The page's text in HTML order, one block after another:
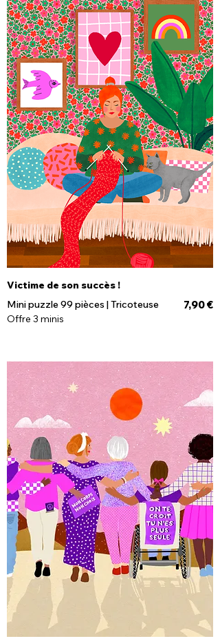
Victime de son succès !
Mini puzzle 99 pièces | Tricoteuse
Prix
7,90 €
Offre 3 minis